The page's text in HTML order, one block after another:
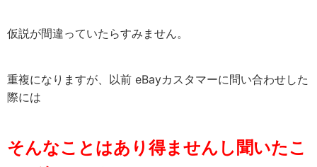
仮説が間違っていたらすみません。
重複になりますが、以前 eBayカスタマーに問い合わせした
際には
そんなことはあり得ませんし聞いたこ